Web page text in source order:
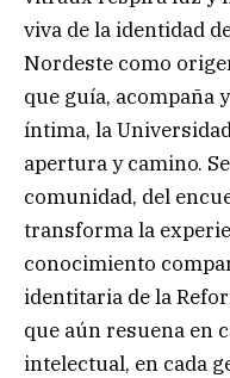
viva de la identidad
Nordeste como
que guía, acompaña
íntima, la
apertura y camino.
comunidad, del
transforma la
conocimiento
identitaria de la
que aún resuena en
intelectual, en cada